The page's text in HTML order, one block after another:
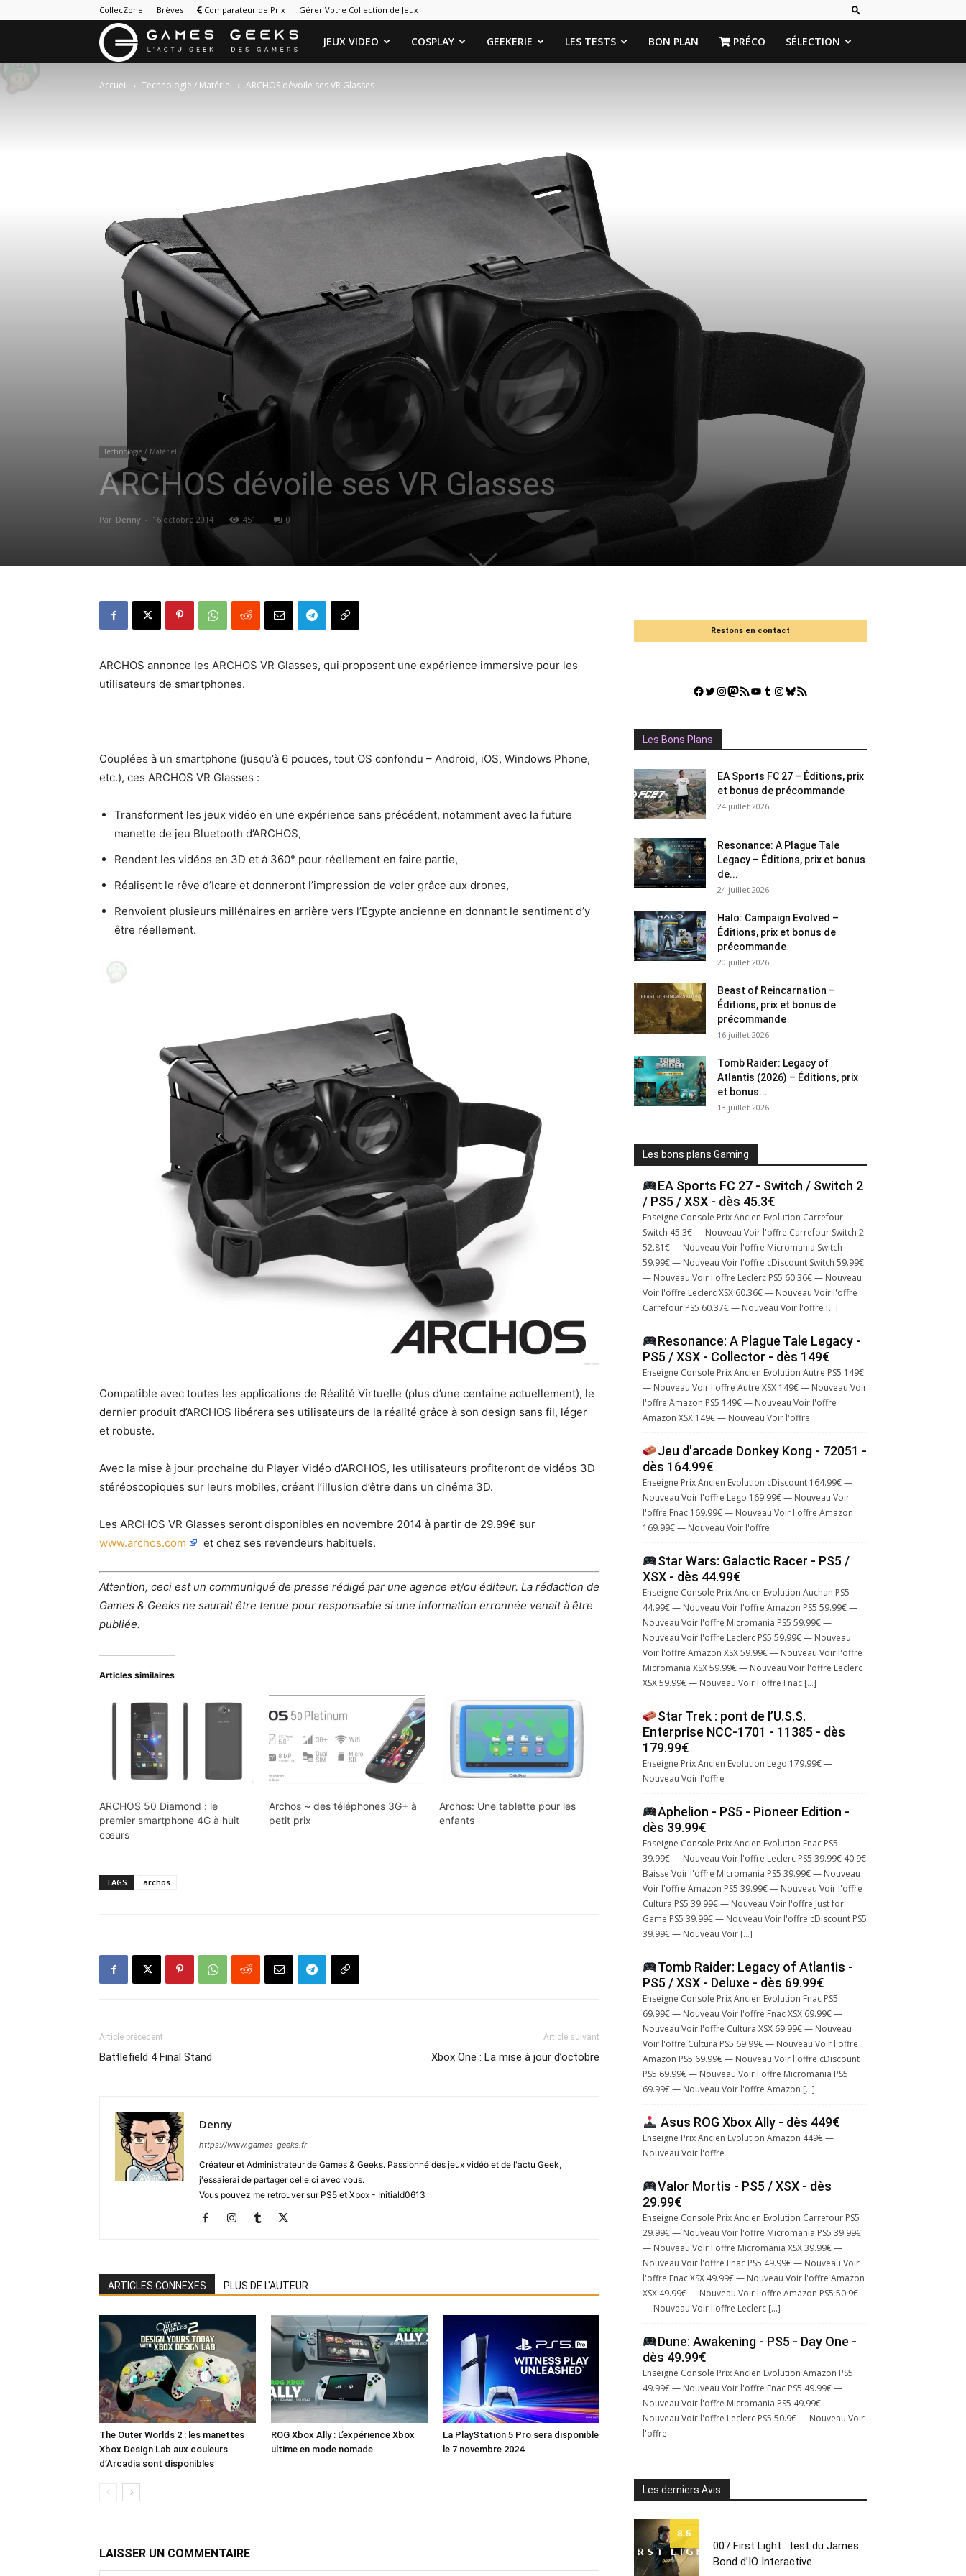
CollecZone Brèves Comparateur de Prix Gérer Votre Collection de Jeux
Games
&
JEUX VIDEO COSPLAY GEEKERIE LES TESTS BON PLAN PRÉCO SÉLECTION
Accueil Technologie / Matériel ARCHOS dévoile ses VR Glasses
Technologie / Matériel
ARCHOS dévoile ses VR Glasses
Par Denny - 16 octobre 2014 451 0
ARCHOS annonce les ARCHOS VR Glasses, qui proposent une expérience immersive pour les
utilisateurs de smartphones.
Couplées à un smartphone (jusqu’à 6 pouces, tout OS confondu – Android, iOS, Windows Phone,
etc.), ces ARCHOS VR Glasses :
Transforment les jeux vidéo en une expérience sans précédent, notamment avec la future
manette de jeu Bluetooth d’ARCHOS,
Rendent les vidéos en 3D et à 360° pour réellement en faire partie,
Réalisent le rêve d’Icare et donneront l’impression de voler grâce aux drones,
Renvoient plusieurs millénaires en arrière vers l’Egypte ancienne en donnant le sentiment d’y
être réellement.
Compatible avec toutes les applications de Réalité Virtuelle (plus d’une centaine actuellement), le
dernier produit d’ARCHOS libérera ses utilisateurs de la réalité grâce à son design sans fil, léger
et robuste.
Avec la mise à jour prochaine du Player Vidéo d’ARCHOS, les utilisateurs profiteront de vidéos 3D
stéréoscopiques sur leurs mobiles, créant l’illusion d’être dans un cinéma 3D.
Les ARCHOS VR Glasses seront disponibles en novembre 2014 à partir de 29.99€ sur
www.archos.com
et chez ses revendeurs habituels.
Attention, ceci est un communiqué de presse rédigé par une agence et/ou éditeur. La rédaction de
Games & Geeks ne saurait être tenue pour responsable si une information erronnée venait à être
publiée.
Articles similaires
ARCHOS 50 Diamond : le
premier smartphone 4G à huit
cœurs
Archos ~ des téléphones 3G+ à
petit prix
Archos: Une tablette pour les
enfants
TAGS archos
Article précédent
Battlefield 4 Final Stand
Article suivant
Xbox One : La mise à jour d’octobre
Denny
https://www.games-geeks.fr
Créateur et Administrateur de Games & Geeks. Passionné des jeux vidéo et de l'actu Geek,
j'essaierai de partager celle ci avec vous.
Vous pouvez me retrouver sur PS5 et Xbox - Initiald0613
ARTICLES CONNEXES PLUS DE L'AUTEUR
The Outer Worlds 2 : les manettes
Xbox Design Lab aux couleurs
d’Arcadia sont disponibles
ROG Xbox Ally : L’expérience Xbox
ultime en mode nomade
La PlayStation 5 Pro sera disponible
le 7 novembre 2024
LAISSER UN COMMENTAIRE
Restons en contact
Facebook
Twitter
Instagram
Mastodon
Flux RSSYouTube
Tumblr
Instagram
Bluesky
GestGame
Les Bons Plans
EA Sports FC 27 – Éditions, prix
et bonus de précommande
24 juillet 2026
Resonance: A Plague Tale
Legacy – Éditions, prix et bonus
de...
24 juillet 2026
Halo: Campaign Evolved –
Éditions, prix et bonus de
précommande
20 juillet 2026
Beast of Reincarnation –
Éditions, prix et bonus de
précommande
16 juillet 2026
Tomb Raider: Legacy of
Atlantis (2026) – Éditions, prix
et bonus...
13 juillet 2026
Les bons plans Gaming
EA Sports FC 27 - Switch / Switch 2
/ PS5 / XSX - dès 45.3€
Enseigne Console Prix Ancien Evolution Carrefour
Switch 45.3€ — Nouveau Voir l'offre Carrefour Switch 2
52.81€ — Nouveau Voir l'offre Micromania Switch
59.99€ — Nouveau Voir l'offre cDiscount Switch 59.99€
— Nouveau Voir l'offre Leclerc PS5 60.36€ — Nouveau
Voir l'offre Leclerc XSX 60.36€ — Nouveau Voir l'offre
Carrefour PS5 60.37€ — Nouveau Voir l'offre […]
Resonance: A Plague Tale Legacy -
PS5 / XSX - Collector - dès 149€
Enseigne Console Prix Ancien Evolution Autre PS5 149€
— Nouveau Voir l'offre Autre XSX 149€ — Nouveau Voir
l'offre Amazon PS5 149€ — Nouveau Voir l'offre
Amazon XSX 149€ — Nouveau Voir l'offre
Jeu d'arcade Donkey Kong - 72051 -
dès 164.99€
Enseigne Prix Ancien Evolution cDiscount 164.99€ —
Nouveau Voir l'offre Lego 169.99€ — Nouveau Voir
l'offre Fnac 169.99€ — Nouveau Voir l'offre Amazon
169.99€ — Nouveau Voir l'offre
Star Wars: Galactic Racer - PS5 /
XSX - dès 44.99€
Enseigne Console Prix Ancien Evolution Auchan PS5
44.99€ — Nouveau Voir l'offre Amazon PS5 59.99€ —
Nouveau Voir l'offre Micromania PS5 59.99€ —
Nouveau Voir l'offre Leclerc PS5 59.99€ — Nouveau
Voir l'offre Amazon XSX 59.99€ — Nouveau Voir l'offre
Micromania XSX 59.99€ — Nouveau Voir l'offre Leclerc
XSX 59.99€ — Nouveau Voir l'offre Fnac […]
Star Trek : pont de l’U.S.S.
Enterprise NCC-1701 - 11385 - dès
179.99€
Enseigne Prix Ancien Evolution Lego 179.99€ —
Nouveau Voir l'offre
Aphelion - PS5 - Pioneer Edition -
dès 39.99€
Enseigne Console Prix Ancien Evolution Fnac PS5
39.99€ — Nouveau Voir l'offre Leclerc PS5 39.99€ 40.9€
Baisse Voir l'offre Micromania PS5 39.99€ — Nouveau
Voir l'offre Amazon PS5 39.99€ — Nouveau Voir l'offre
Cultura PS5 39.99€ — Nouveau Voir l'offre Just for
Game PS5 39.99€ — Nouveau Voir l'offre cDiscount PS5
39.99€ — Nouveau Voir […]
Tomb Raider: Legacy of Atlantis -
PS5 / XSX - Deluxe - dès 69.99€
Enseigne Console Prix Ancien Evolution Fnac PS5
69.99€ — Nouveau Voir l'offre Fnac XSX 69.99€ —
Nouveau Voir l'offre Cultura XSX 69.99€ — Nouveau
Voir l'offre Cultura PS5 69.99€ — Nouveau Voir l'offre
Amazon PS5 69.99€ — Nouveau Voir l'offre cDiscount
PS5 69.99€ — Nouveau Voir l'offre Micromania PS5
69.99€ — Nouveau Voir l'offre Amazon […]
Asus ROG Xbox Ally - dès 449€
Enseigne Prix Ancien Evolution Amazon 449€ —
Nouveau Voir l'offre
Valor Mortis - PS5 / XSX - dès
29.99€
Enseigne Console Prix Ancien Evolution Carrefour PS5
29.99€ — Nouveau Voir l'offre Micromania PS5 39.99€
— Nouveau Voir l'offre Micromania XSX 39.99€ —
Nouveau Voir l'offre Fnac PS5 49.99€ — Nouveau Voir
l'offre Fnac XSX 49.99€ — Nouveau Voir l'offre Amazon
XSX 49.99€ — Nouveau Voir l'offre Amazon PS5 50.9€
— Nouveau Voir l'offre Leclerc […]
Dune: Awakening - PS5 - Day One -
dès 49.99€
Enseigne Console Prix Ancien Evolution Amazon PS5
49.99€ — Nouveau Voir l'offre Fnac PS5 49.99€ —
Nouveau Voir l'offre Micromania PS5 49.99€ —
Nouveau Voir l'offre Leclerc PS5 50.9€ — Nouveau Voir
l'offre
Les derniers Avis
8.5
007 First Light : test du James
Bond d’IO Interactive